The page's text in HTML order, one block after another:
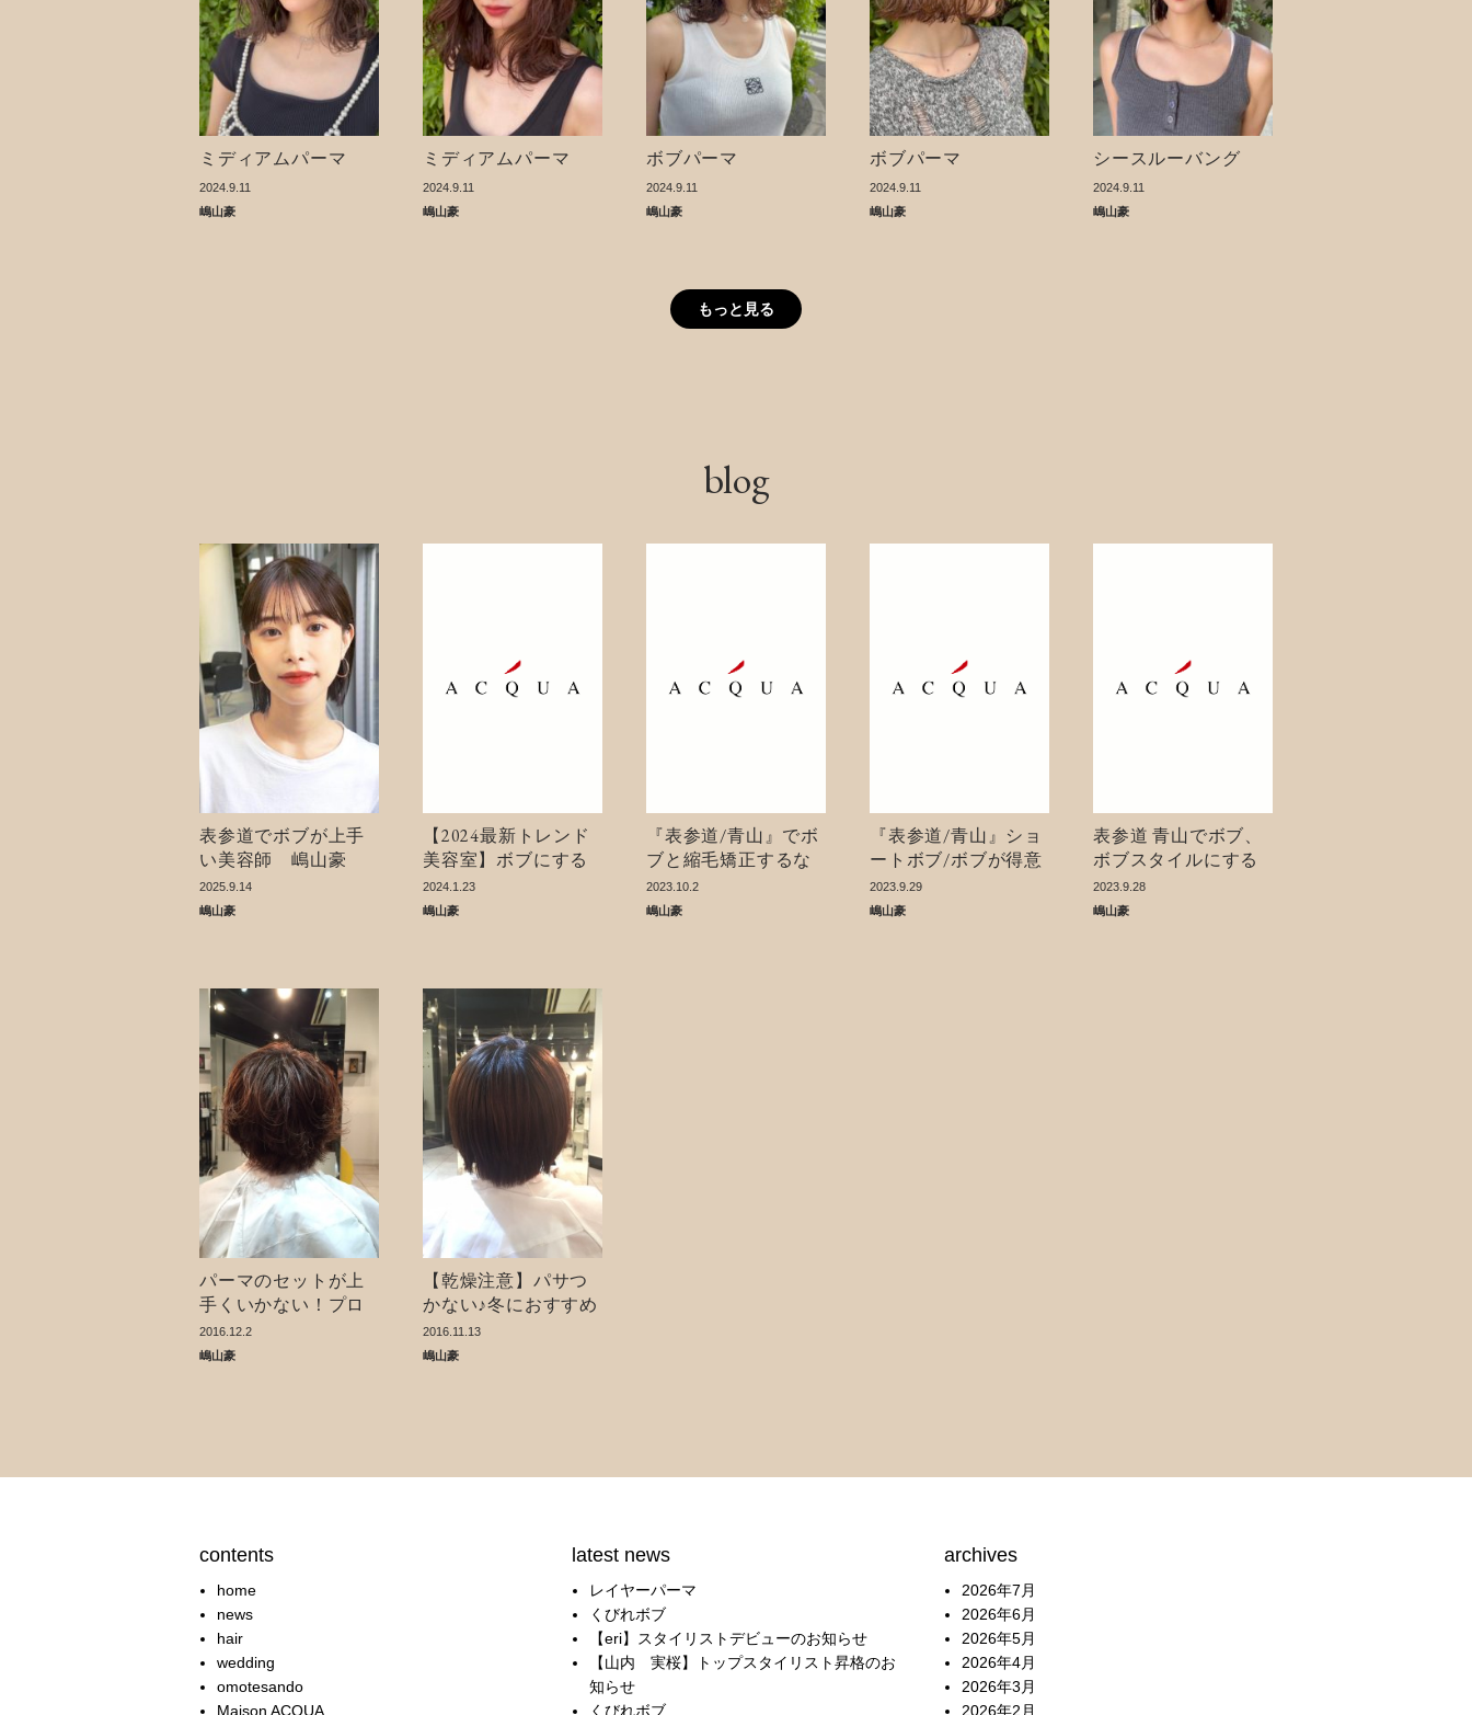
ミディアムパーマ
2024.9.11
嶋山豪
ミディアムパーマ
2024.9.11
嶋山豪
ボブパーマ
2024.9.11
嶋山豪
ボブパーマ
2024.9.11
嶋山豪
シースルーバング
2024.9.11
嶋山豪
もっと見る
blog
表参道でボブが上手
い美容師 嶋山豪
2025.9.14
嶋山豪
【2024最新トレンド
美容室】ボブにする
なら絶対このサロン
◎
2024.1.23
嶋山豪
『表参道/青山』でボ
ブと縮毛矯正するな
ら絶対任せ下さい！
2023.10.2
嶋山豪
『表参道/青山』ショ
ートボブ/ボブが得意
な美容室◎
2023.9.29
嶋山豪
表参道 青山でボブ、
ボブスタイルにする
ならお任せ下さい！
2023.9.28
嶋山豪
パーマのセットが上
手くいかない！プロ
直伝スタイリングア
ドバイス♪ 〜ショート
2016.12.2
嶋山豪
【乾燥注意】パサつ
かない♪冬におすすめ
の髪の毛の乾かし方
2016.11.13
嶋山豪
contents
home
news
hair
wedding
omotesando
Maison ACQUA
latest news
レイヤーパーマ
くびれボブ
【eri】スタイリストデビューのお知らせ
【山内 実桜】トップスタイリスト昇格のお
知らせ
くびれボブ
archives
2026年7月
2026年6月
2026年5月
2026年4月
2026年3月
2026年2月